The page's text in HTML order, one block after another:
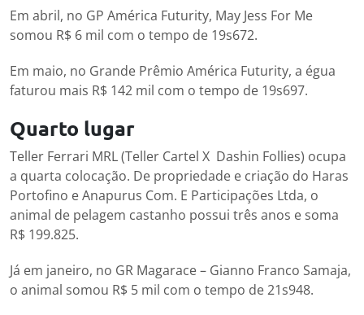
Em abril, no GP América Futurity, May Jess For Me
somou R$ 6 mil com o tempo de 19s672.
Em maio, no Grande Prêmio América Futurity, a égua
faturou mais R$ 142 mil com o tempo de 19s697.
Quarto lugar
Teller Ferrari MRL (Teller Cartel X Dashin Follies) ocupa
a quarta colocação. De propriedade e criação do Haras
Portofino e Anapurus Com. E Participações Ltda, o
animal de pelagem castanho possui três anos e soma
R$ 199.825.
Já em janeiro, no GR Magarace – Gianno Franco Samaja,
o animal somou R$ 5 mil com o tempo de 21s948.